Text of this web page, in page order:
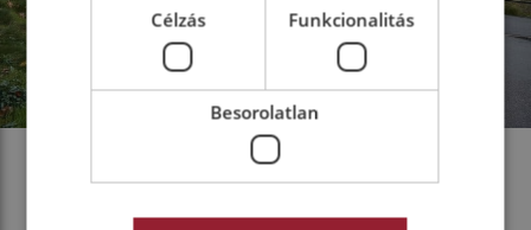
Célzás Funkcionalitás
Besorolatlan